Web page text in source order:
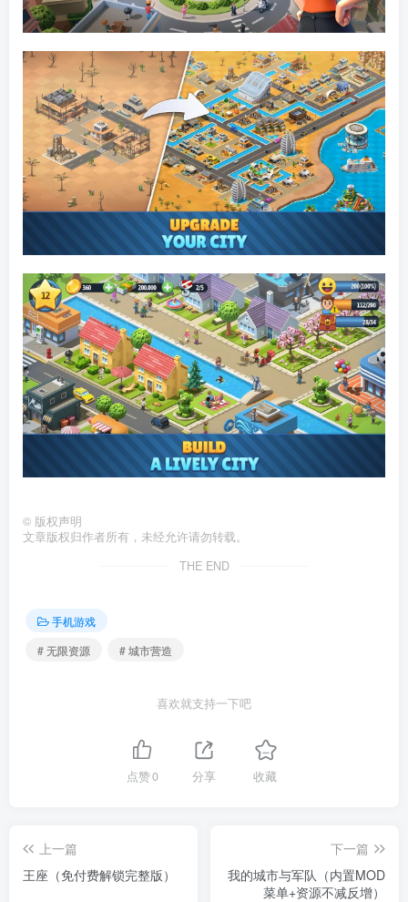
© 版权声明
文章版权归作者所有，未经允许请勿转载。
THE END
手机游戏
# 无限资源
# 城市营造
喜欢就支持一下吧
点赞0 分享 收藏
上一篇
王座（免付费解锁完整版）
下一篇
我的城市与军队（内置MOD
菜单+资源不减反增）